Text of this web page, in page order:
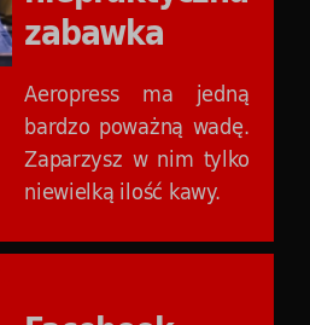
zabawka
Aeropress ma jedną
bardzo poważną wadę.
Zaparzysz w nim tylko
niewielką ilość kawy.